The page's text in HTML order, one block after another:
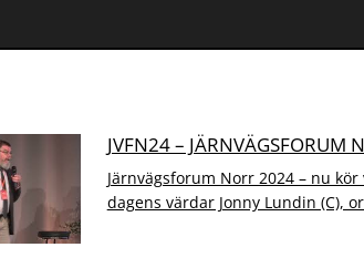
JVFN24 – JÄRNVÄGSFORUM
Järnvägsforum Norr 2024 – nu
dagens värdar Jonny Lundin (C),